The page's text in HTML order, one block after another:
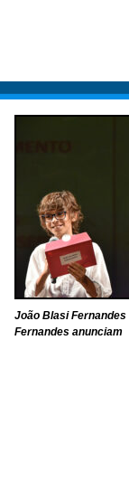
João Blasi
Fernandes anunciam